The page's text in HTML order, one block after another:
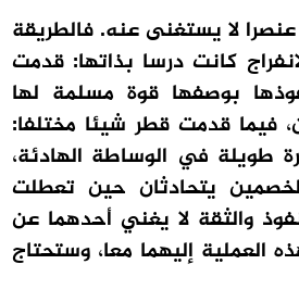
لا يستغنى عنه. فالطريقة
كانت درسا بذاتها: قدمت
بوصفها قوة مسلمة لها
فيما قدمت قطر شيئا مختلفا:
طويلة في الوساطة الهادئة،
يتحادثان حين تعطلت
والثقة لا يغني أحدهما عن
العملية إليهما معا، وستحتاج